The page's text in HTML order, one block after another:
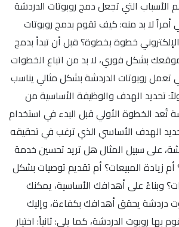
الأسباب التي تجعل دمج روبوتات الدردشة
لا بد منه: كيف تقوم بدمج روبوتات
خطوة بخطوة؟ قبل أن تبدأ بدمج
بشكل فوري، لا بد من اتباع الخطوات
تعمل روبوتات الدردشة بشكل مثالي يناسب
تحديد الهدف والوظيفة الأساسية من
تُعد الخطوة الأولي قبل البدء في استخدام
الهدف الأساسي الذي ترغب في تحقيقه
على سبيل المثال هل تريد تحسين خدمة
زيادة المبيعات؟ أم تقديم توصيات بشكل
وبناءً على أهدافك الأساسية، يمكنك
دردشة يحقق أهدافك بكفاءة، وإليك
روبوت الدردشة، كما يلي: ثانياً: اختيار